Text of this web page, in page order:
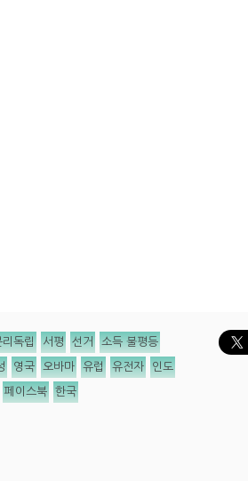
리독립 서평 선거 소득 불평등
영국 오바마 유럽 유전자 인도
페이스북 한국